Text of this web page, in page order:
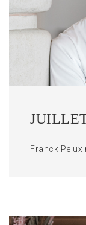
Franck Pelux